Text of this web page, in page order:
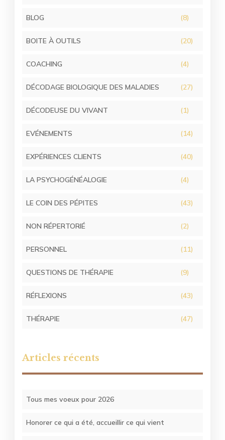
BLOG (8)
BOITE À OUTILS (20)
COACHING (4)
DÉCODAGE BIOLOGIQUE DES MALADIES (27)
DÉCODEUSE DU VIVANT (1)
EVÉNEMENTS (14)
EXPÉRIENCES CLIENTS (40)
LA PSYCHOGÉNÉALOGIE (4)
LE COIN DES PÉPITES (43)
NON RÉPERTORIÉ (2)
PERSONNEL (11)
QUESTIONS DE THÉRAPIE (9)
RÉFLEXIONS (43)
THÉRAPIE (47)
Articles récents
Tous mes voeux pour 2026
Honorer ce qui a été, accueillir ce qui vient